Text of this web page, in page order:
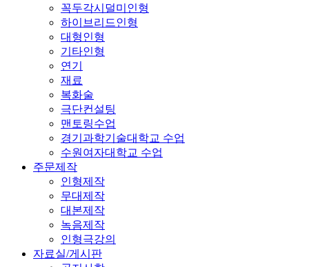
꼭두각시덜미인형
하이브리드인형
대형인형
기타인형
연기
재료
복화술
극단컨설팅
맨토링수업
경기과학기술대학교 수업
수원여자대학교 수업
주문제작
인형제작
무대제작
대본제작
녹음제작
인형극강의
자료실/게시판